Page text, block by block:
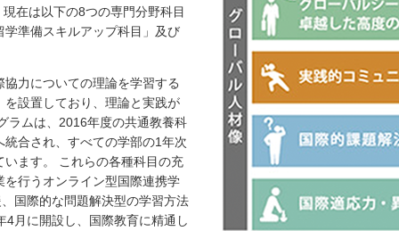
在は以下の8つの専門分野科目
準備スキルアップ科目」及び
力についての理論を学習する
設置しており、理論と実践が
ラムは、2016年度の共通教養科
合され、すべての学部の1年次
ます。 これらの各種科目の充
行うオンライン型国際連携学
国際的な問題解決型の学習方法
月に開設し、国際教育に精通し